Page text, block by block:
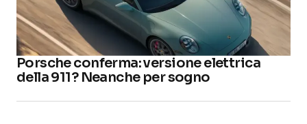
Porsche conferma: versione elettrica
della 911? Neanche per sogno